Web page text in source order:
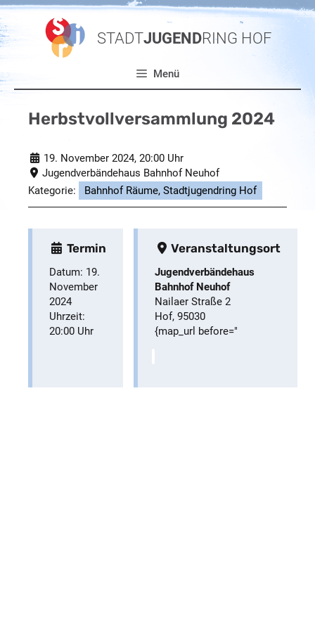
Zum
Inhalt
springen
STADTJUGENDRING HOF
Menü
Herbstvollversammlung 2024
19. November 2024, 20:00 Uhr
Jugendverbändehaus Bahnhof Neuhof
Kategorie:
Bahnhof Räume, Stadtjugendring Hof
Termin
Datum: 19.
November
2024
Uhrzeit:
20:00 Uhr
Veranstaltungsort
Jugendverbändehaus
Bahnhof Neuhof
Nailaer Straße 2
Hof,95030
{map_url before="